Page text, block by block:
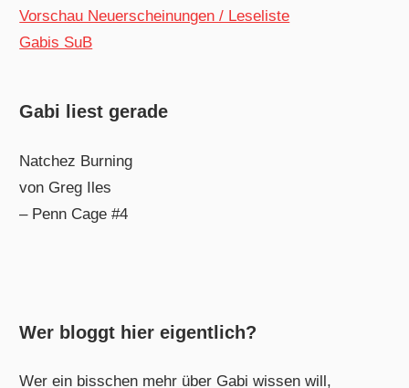
Vorschau Neuerscheinungen / Leseliste
Gabis SuB
Gabi liest gerade
Natchez Burning
von Greg Iles
– Penn Cage #4
Wer bloggt hier eigentlich?
Wer ein bisschen mehr über Gabi wissen will,